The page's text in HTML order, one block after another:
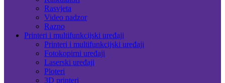
Rasvjeta
Video nadzor
Razno
Printeri i multifunkcijski uređaji
Printeri i multifunkcijski uređaji
Fotokopirni uređaji
Laserski uređaji
Ploteri
3D printeri